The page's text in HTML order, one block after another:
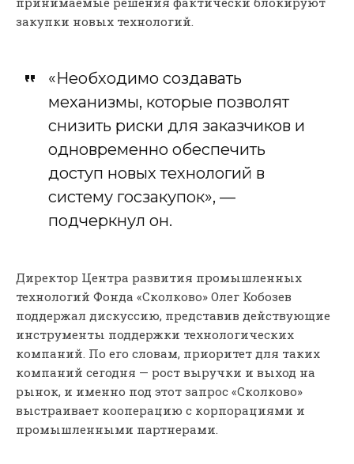
закупки новых технологий.
«Необходимо создавать
механизмы, которые позволят
снизить риски для заказчиков и
одновременно обеспечить
доступ новых технологий в
систему госзакупок», —
подчеркнул он.
Директор Центра развития промышленных
технологий Фонда «Сколково» Олег Кобозев
поддержал дискуссию, представив действующие
инструменты поддержки технологических
компаний. По его словам, приоритет для таких
компаний сегодня — рост выручки и выход на
рынок, и именно под этот запрос «Сколково»
выстраивает кооперацию с корпорациями и
промышленными партнерами.